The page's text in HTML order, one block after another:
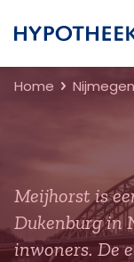
Terug naar
Home Nijmegen
Meijhorst is
Dukenburg in
inwoners. De